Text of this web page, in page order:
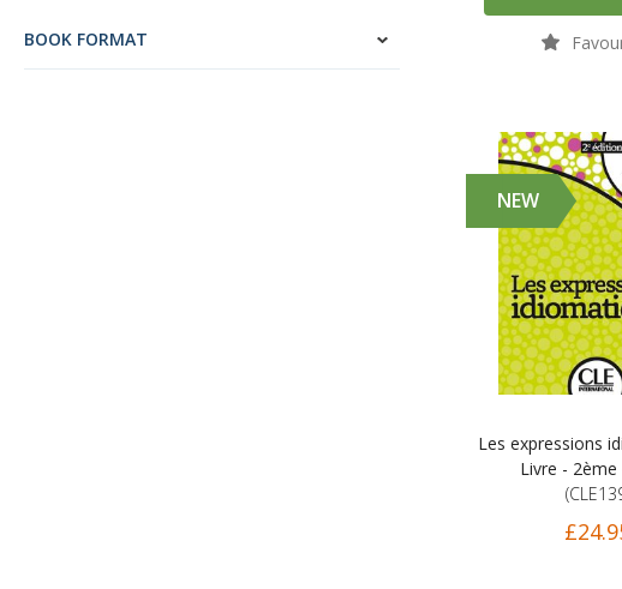
NEW
Les expressions
Livre -
BOOK FORMAT